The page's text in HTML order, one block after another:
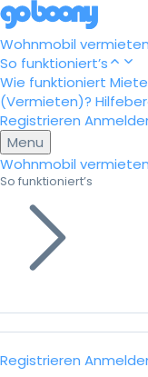
Wohnmobil vermieten
So funktioniert’s
Wie funktioniert
(Vermieten)?
Registrieren
Menu
Wohnmobil vermieten
So funktioniert’s
Registrieren